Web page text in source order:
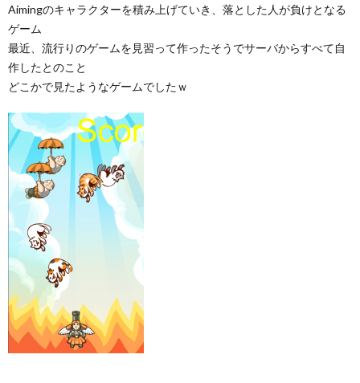
Aimingのキャラクターを積み上げていき、落とした人が負けとなる
ゲーム
最近、流行りのゲームを見習って作ったそうでサーバからすべて自
作したとのこと
どこかで見たようなゲームでしたｗ